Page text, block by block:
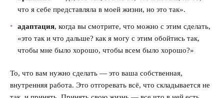
что я себе представляла в моей жизни, но это так».
адаптация, когда вы смотрите, что можно с этим сделать,
«это так и что дальше? как я могу с этим обойтись так,
чтобы мне было хорошо, чтобы всем было хорошо?»
То, что вам нужно сделать — это ваша собственная,
внутренняя работа. Это отгоревать всё, что складывается не